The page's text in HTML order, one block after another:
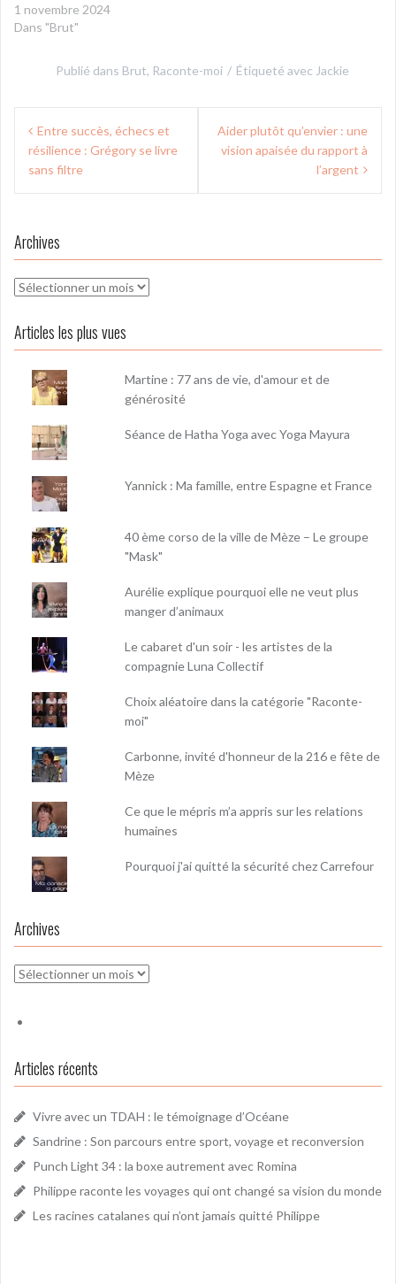
1 novembre 2024
Dans "Brut"
Publié dans Brut, Raconte-moi Étiqueté avec Jackie
Navigation
de
l’article
Entre succès, échecs et
résilience : Grégory se livre
sans filtre
Aider plutôt qu’envier : une
vision apaisée du rapport à
l’argent
Archives
Archives
Articles les plus vues
Martine : 77 ans de vie, d'amour et de
générosité
Séance de Hatha Yoga avec Yoga Mayura
Yannick : Ma famille, entre Espagne et France
40 ème corso de la ville de Mèze – Le groupe
"Mask"
Aurélie explique pourquoi elle ne veut plus
manger d’animaux
Le cabaret d'un soir - les artistes de la
compagnie Luna Collectif
Choix aléatoire dans la catégorie "Raconte-
moi"
Carbonne, invité d'honneur de la 216 e fête de
Mèze
Ce que le mépris m’a appris sur les relations
humaines
Pourquoi j'ai quitté la sécurité chez Carrefour
Archives
Archives
Articles récents
Vivre avec un TDAH : le témoignage d’Océane
Sandrine : Son parcours entre sport, voyage et reconversion
Punch Light 34 : la boxe autrement avec Romina
Philippe raconte les voyages qui ont changé sa vision du monde
Les racines catalanes qui n’ont jamais quitté Philippe